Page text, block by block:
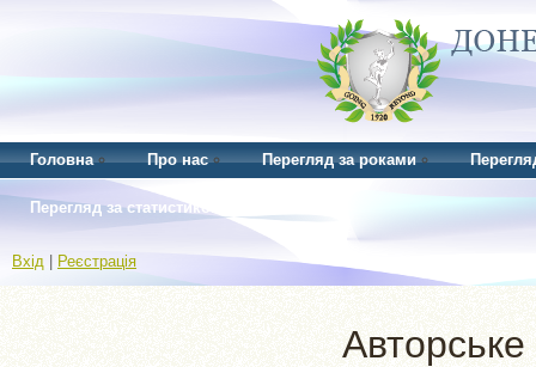
Головна Про нас Перегляд за роками
Перегляд за статистикою
Вхід Реєстрація
Авторське